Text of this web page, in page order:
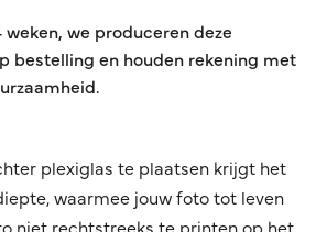
we produceren deze
bestelling en houden rekening met
plexiglas te plaatsen krijgt het
waarmee jouw foto tot leven
niet rechtstreeks te printen op het